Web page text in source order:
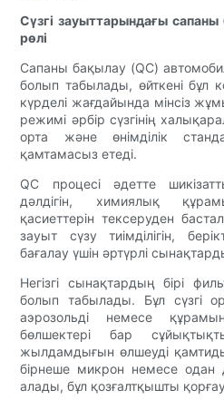
Сүзгі зауыттарындағы
рөлі
Сапаны бақылау (QC) автомобиль
болып табылады, өйткені бұл
күрделі жағдайында мінсіз
режимі әрбір сүзгінің
орта және өнімділік
қамтамасыз етеді.
QC процесі әдетте
дәлдігін, химиялық
қасиеттерін тексеруден
зауыт сүзу тиімділігін,
бағалау үшін әртүрлі
Негізгі сынақтардың бірі
болып табылады. Бұл сүзгі
аэрозольді немесе
бөлшектері бар
жылдамдығын өлшеуді
бірнеше микрон немесе одан
алады, бұл қозғалтқышты